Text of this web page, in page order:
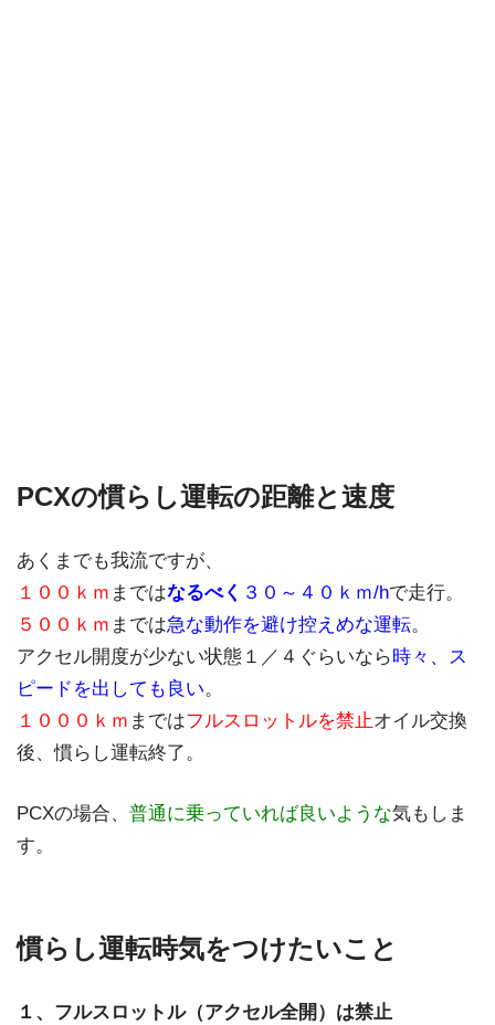
PCXの慣らし運転の距離と速度
あくまでも我流ですが、
１００ｋｍ まではなるべく ３０～４０ｋｍ/hで走行。
５００ｋｍ までは急な動作を避け控えめな運転。
アクセル開度が少ない状態１／４ぐらいなら時々、ス
ピードを出しても良い。
１０００ｋｍ まではフルスロットルを禁止オイル交換
後、慣らし運転終了。
PCXの場合、 普通に乗っていれば良いような気もしま
す。
慣らし運転時気をつけたいこと
１、フルスロットル（アクセル全開）は禁止